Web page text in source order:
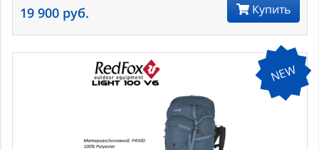
19 900 руб. Купить
NEW